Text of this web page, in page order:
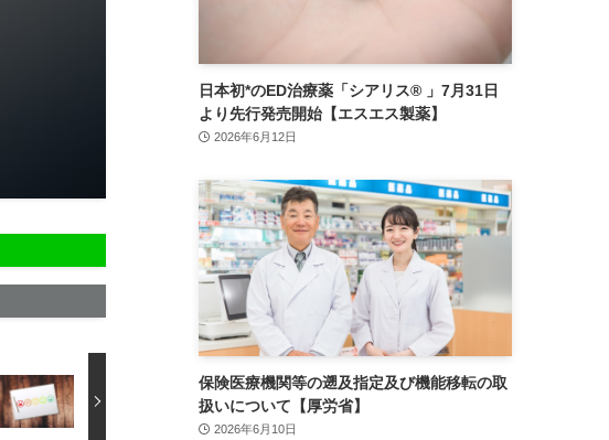
日本初*のED治療薬「シアリス® 」7月31日
より先行発売開始【エスエス製薬】
2026年6月12日
保険医療機関等の遡及指定及び機能移転の取
扱いについて【厚労省】
2026年6月10日